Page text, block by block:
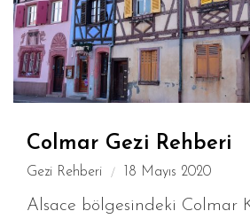
Colmar Gezi Rehberi
Gezi Rehberi 18 Mayıs 2020
Alsace bölgesindeki Colmar